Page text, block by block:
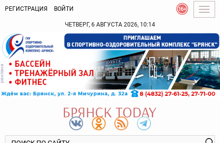
РЕГИСТРАЦИЯ ВОЙТИ
ЧЕТВЕРГ, 6 АВГУСТА 2026, 10:14